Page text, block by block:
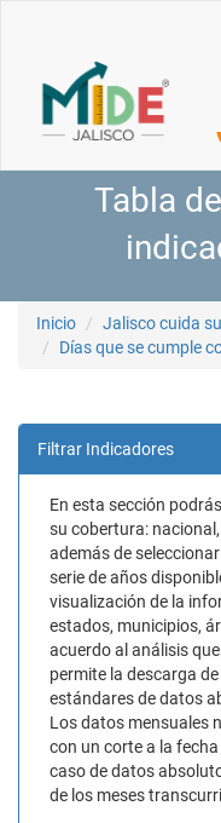
Tabla
Inicio Jalisco cuida
Días que se cumple
Filtrar Indicadores
En esta sección
su cobertura:
además de
serie de años
visualización de la
estados, municipios,
acuerdo al análisis
permite la descarga
estándares de datos
Los datos mensuales
con un corte a la
caso de datos
de los meses